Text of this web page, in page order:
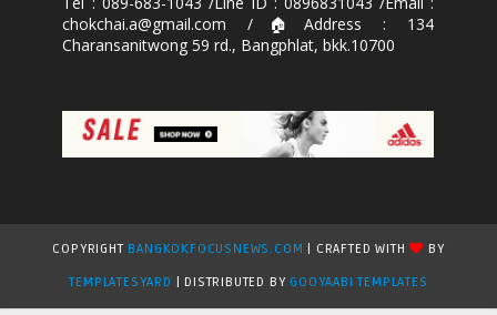
chokchai.a@gmail.com /🏠Address : 134
Charansanitwong 59 rd., Bangphlat, bkk.10700
COPYRIGHT BANGKOKFOCUSNEWS.COM | CRAFTED WITH
BY
TEMPLATESYARD | DISTRIBUTED BY GOOYAABI TEMPLATES